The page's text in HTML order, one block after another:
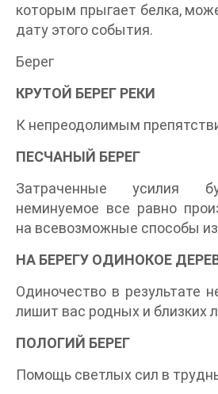
которым прыгает белка,
дату этого события.
Берег
КРУТОЙ БЕРЕГ РЕКИ
К непреодолимым
ПЕСЧАНЫЙ БЕРЕГ
Затраченные усилия
неминуемое все равно
на всевозможные способы
НА БЕРЕГУ ОДИНОКОЕ
Одиночество в результате
лишит вас родных и близких
ПОЛОГИЙ БЕРЕГ
Помощь светлых сил в